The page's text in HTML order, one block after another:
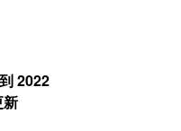
2022
新